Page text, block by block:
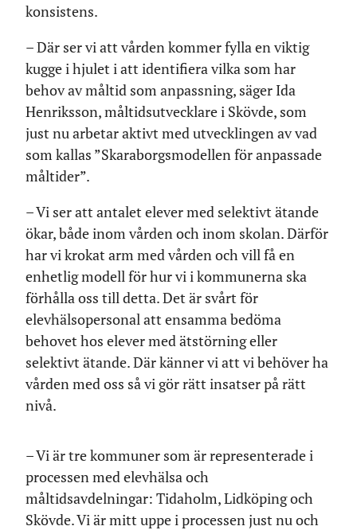
konsistens.
– Där ser vi att vården kommer fylla en viktig
kugge i hjulet i att identifiera vilka som har
behov av måltid som anpassning, säger Ida
Henriksson, måltidsutvecklare i Skövde, som
just nu arbetar aktivt med utvecklingen av vad
som kallas ”Skaraborgsmodellen för anpassade
måltider”.
– Vi ser att antalet elever med selektivt ätande
ökar, både inom vården och inom skolan. Därför
har vi krokat arm med vården och vill få en
enhetlig modell för hur vi i kommunerna ska
förhålla oss till detta. Det är svårt för
elevhälsopersonal att ensamma bedöma
behovet hos elever med ätstörning eller
selektivt ätande. Där känner vi att vi behöver ha
vården med oss så vi gör rätt insatser på rätt
nivå.
– Vi är tre kommuner som är representerade i
processen med elevhälsa och
måltidsavdelningar: Tidaholm, Lidköping och
Skövde. Vi är mitt uppe i processen just nu och